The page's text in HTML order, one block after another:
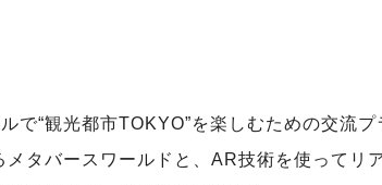
で“観光都市TOKYO”を楽しむための交流プ
タバースワールドと、AR技術を使ってリ